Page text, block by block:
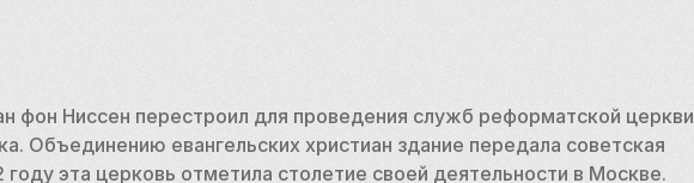
фон Ниссен перестроил для проведения служб реформатской церкви
Объединению евангельских христиан здание передала советская
году эта церковь отметила столетие своей деятельности в Москве.